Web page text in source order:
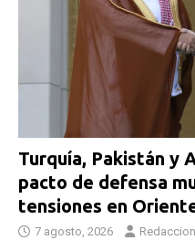
Turquía, Pakistán y
pacto de defensa
tensiones en
7 agosto, 2026 Redaccion